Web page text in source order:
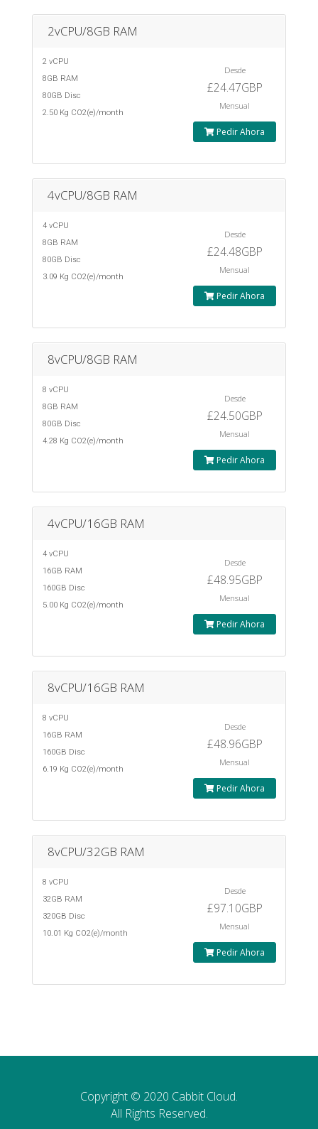
2vCPU/8GB RAM
2 vCPU
8GB RAM
80GB Disc
2.50 Kg CO2(e)/month
Desde
£24.47GBP
Mensual
Pedir Ahora
4vCPU/8GB RAM
4 vCPU
8GB RAM
80GB Disc
3.09 Kg CO2(e)/month
Desde
£24.48GBP
Mensual
Pedir Ahora
8vCPU/8GB RAM
8 vCPU
8GB RAM
80GB Disc
4.28 Kg CO2(e)/month
Desde
£24.50GBP
Mensual
Pedir Ahora
4vCPU/16GB RAM
4 vCPU
16GB RAM
160GB Disc
5.00 Kg CO2(e)/month
Desde
£48.95GBP
Mensual
Pedir Ahora
8vCPU/16GB RAM
8 vCPU
16GB RAM
160GB Disc
6.19 Kg CO2(e)/month
Desde
£48.96GBP
Mensual
Pedir Ahora
8vCPU/32GB RAM
8 vCPU
32GB RAM
320GB Disc
10.01 Kg CO2(e)/month
Desde
£97.10GBP
Mensual
Pedir Ahora
Copyright © 2020 Cabbit Cloud.
All Rights Reserved.